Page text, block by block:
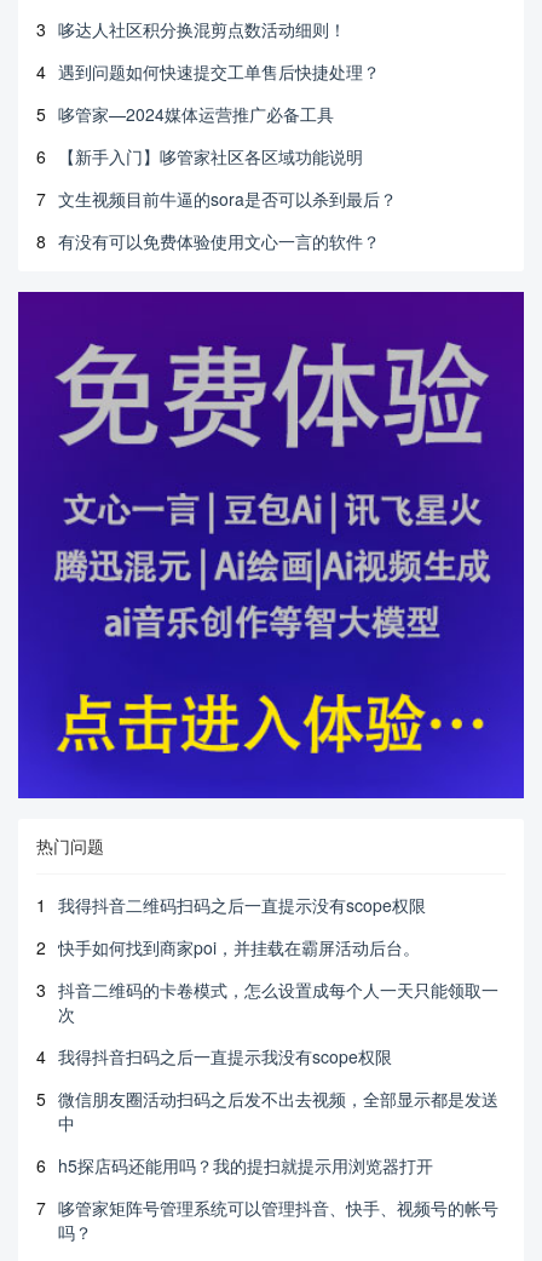
3 哆达人社区积分换混剪点数活动细则！
4 遇到问题如何快速提交工单售后快捷处理？
5 哆管家—2024媒体运营推广必备工具
6
【新手入门】哆管家社区各区域功能说明
7 文生视频目前牛逼的sora是否可以杀到最后？
8 有没有可以免费体验使用文心一言的软件？
热门问题
1
我得抖音二维码扫码之后一直提示没有scope权限
2 快手如何找到商家poi，并挂载在霸屏活动后台。
3 抖音二维码的卡卷模式，怎么设置成每个人一天只能领取一
次
4 我得抖音扫码之后一直提示我没有scope权限
5 微信朋友圈活动扫码之后发不出去视频，全部显示都是发送
中
6 h5探店码还能用吗？我的提扫就提示用浏览器打开
7 哆管家矩阵号管理系统可以管理抖音、快手、视频号的帐号
吗？